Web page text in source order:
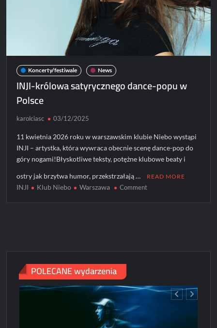
Koncerty/festiwale News
INJI-królowa satyrycznego dance-popu w
Polsce
karolciasc 03/12/2025
11 kwietnia 2026 roku w warszawskim klubie Niebo wystąpi
INJI – artystka, która wywraca obecnie scenę dance-pop do
góry nogami!Błyskotliwe teksty, potężne klubowe beaty i
ostry jak brzytwa humor, przekstrzałają … READ MORE
INJI Klub Niebo Warszawa Commenton
POLECANE wydarzenia